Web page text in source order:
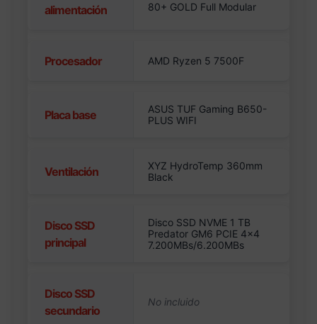
alimentación
80+ GOLD Full Modular
Procesador AMD Ryzen 5 7500F
Placa base
ASUS TUF Gaming B650-
PLUS WIFI
Ventilación
XYZ HydroTemp 360mm
Black
Disco SSD
principal
Disco SSD NVME 1 TB
Predator GM6 PCIE 4×4
7.200MBs/6.200MBs
Disco SSD
secundario